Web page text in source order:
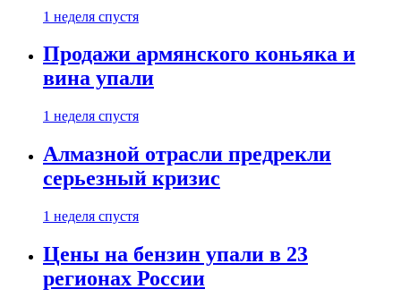
1 неделя спустя
Продажи армянского коньяка и
вина упали
1 неделя спустя
Алмазной отрасли предрекли
серьезный кризис
1 неделя спустя
Цены на бензин упали в 23
регионах России